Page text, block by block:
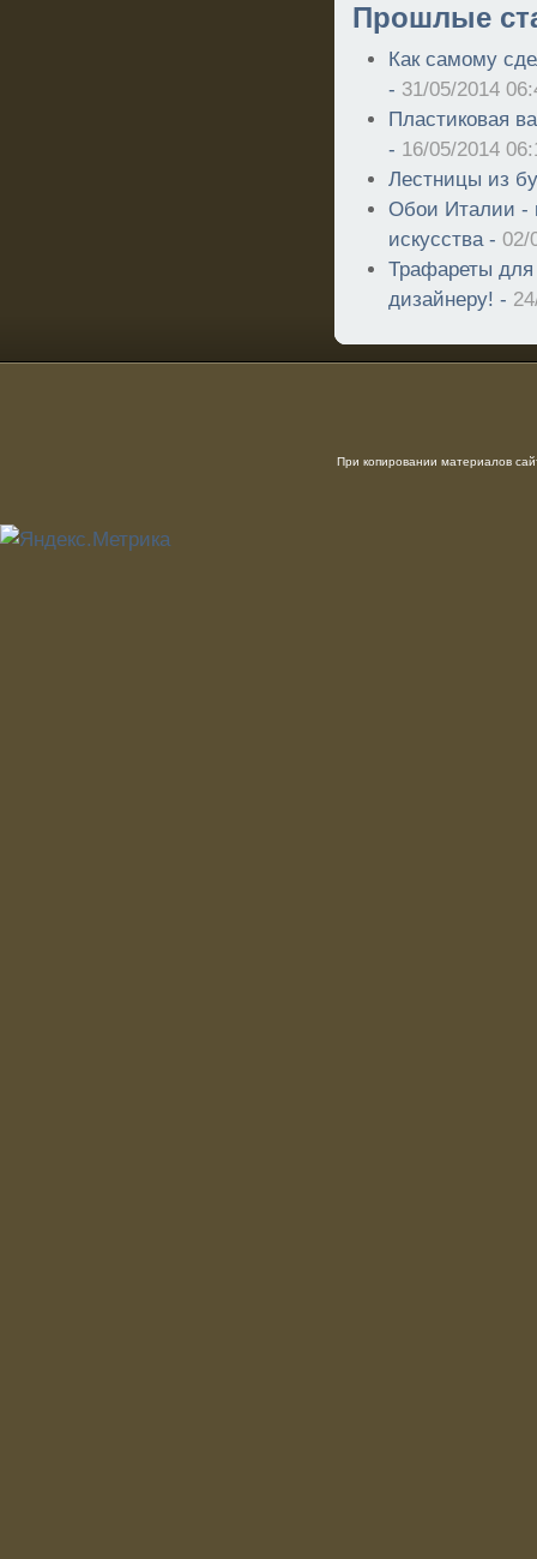
Прошлые
Как самому
- 31/05/2014
Пластиковая
- 16/05/2014
Лестницы из
Обои Италии -
искусства -02/
Трафареты
дизайнеру! -
При копировании материалов